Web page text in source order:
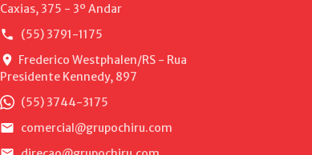
Caxias, 375 - 3º Andar
(55) 3791-1175
Frederico Westphalen/RS - Rua
Presidente Kennedy, 897
(55) 3744-3175
comercial@grupochiru.com